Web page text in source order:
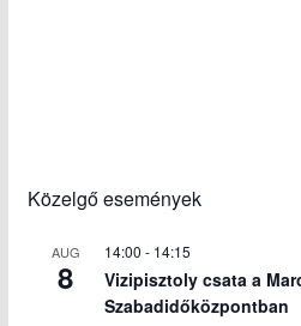
Közelgő események
AUG
8
14:00 - 14:15
Vizipisztoly csata a
Szabadidőközpontban